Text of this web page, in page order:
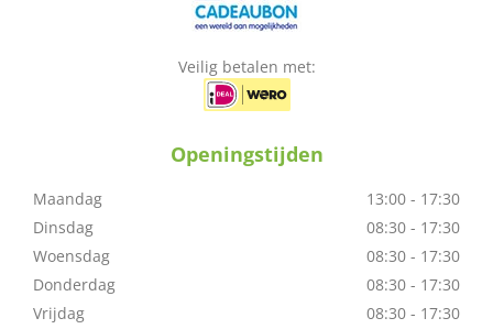
Veilig betalen met:
Openingstijden
Maandag
13:00 - 17:30
Dinsdag
08:30 - 17:30
Woensdag
08:30 - 17:30
Donderdag
08:30 - 17:30
Vrijdag
08:30 - 17:30